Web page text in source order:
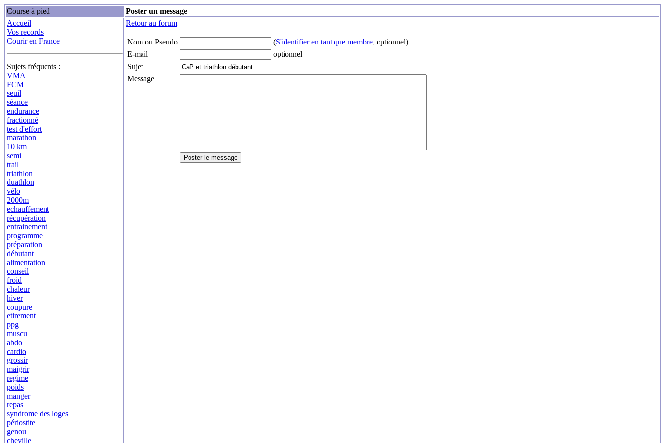
Course à pied
Poster un message
Accueil
Vos records
Courir en France
Sujets fréquents :
VMA
FCM
seuil
séance
endurance
fractionné
test d'effort
marathon
10 km
semi
trail
triathlon
duathlon
vélo
2000m
echauffement
récupération
entrainement
programme
préparation
débutant
alimentation
conseil
froid
chaleur
hiver
coupure
etirement
ppg
muscu
abdo
cardio
grossir
maigrir
regime
poids
manger
repas
syndrome des loges
périostite
genou
cheville
Retour au forum
Nom ou Pseudo (S'identifier en tant que membre, optionnel)
E-mail
optionnel
Sujet
Message